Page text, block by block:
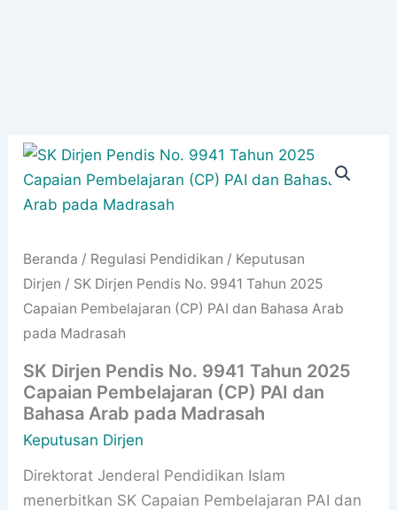
Beranda / Regulasi Pendidikan / Keputusan
Dirjen / SK Dirjen Pendis No. 9941 Tahun 2025
Capaian Pembelajaran (CP) PAI dan Bahasa Arab
pada Madrasah
SK Dirjen Pendis No. 9941 Tahun 2025
Capaian Pembelajaran (CP) PAI dan
Bahasa Arab pada Madrasah
Keputusan Dirjen
Direktorat Jenderal Pendidikan Islam
menerbitkan SK Capaian Pembelajaran PAI dan